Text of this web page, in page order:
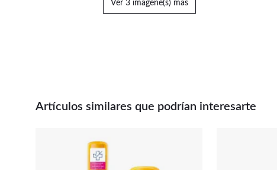
Ver 3 imágene(s) más
Artículos similares que podrían interesarte